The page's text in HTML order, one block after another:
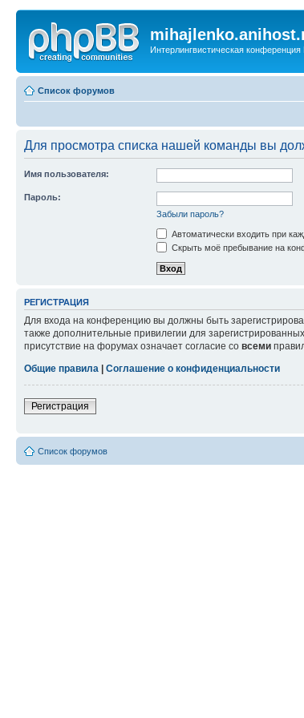
Интерлингвистическая
Список форумов
Для просмотра списка нашей команды вы
Имя пользователя:
Пароль:
Забыли пароль?
Автоматически входить при
Скрыть моё пребывание на
РЕГИСТРАЦИЯ
Для входа на конференцию вы должны быть
также дополнительные привилегии для
присутствие на форумах означает согласие со всеми
Общие правила
Соглашение о конфиденциальности
Регистрация
Список форумов